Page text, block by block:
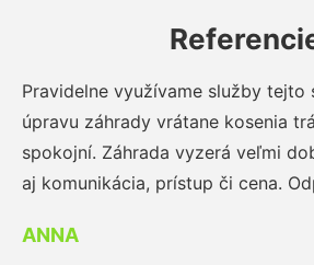
Pravidelne využívame služby tejto
úpravu záhrady vrátane kosenia
spokojní. Záhrada vyzerá veľmi
aj komunikácia, prístup či cena.
ANNA